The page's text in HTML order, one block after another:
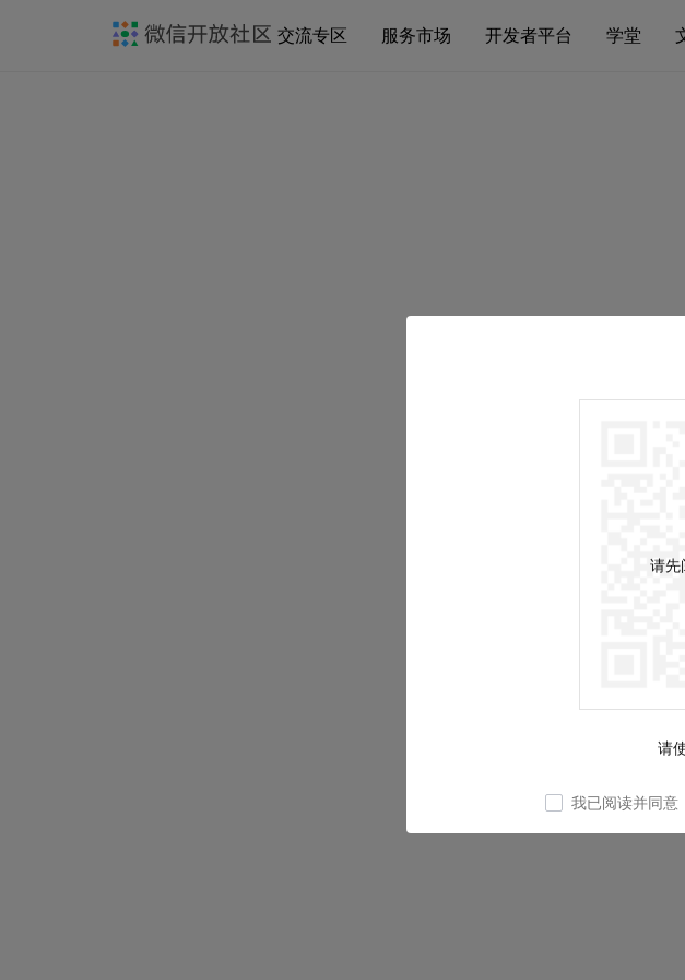
交流专区 服务市场 开发者平台 学堂
请先
请
我已阅读并同意